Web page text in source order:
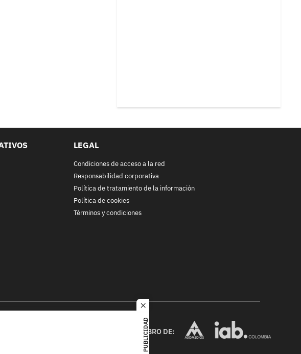
close
PUBLICIDAD
LEGAL
Condiciones de acceso a la red
Responsabilidad corporativa
Política de tratamiento de la información
Política de cookies
Términos y condiciones
su traducción a cualquier
permission is prohibited. All
MIEMBRO DE: